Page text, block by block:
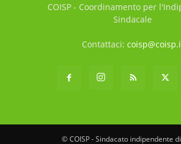
COISP - Coordinamento per
Sindacale
Contattaci:
© COISP - Sindacato indipendente